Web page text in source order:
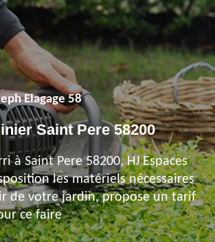
Elagage 58
Saint Pere 58200
à Saint Pere 58200, HJ Espaces
les matériels nécessaires
de votre jardin, propose un tarif
ce faire